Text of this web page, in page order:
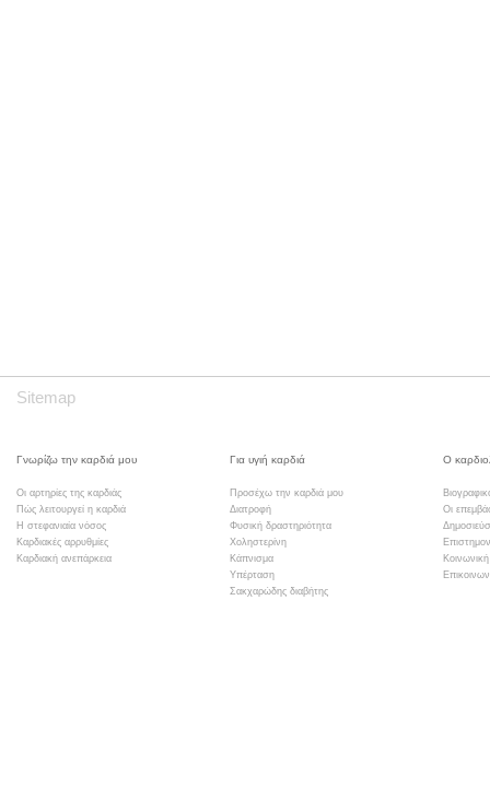
Sitemap
Γνωρίζω την καρδιά μου
Οι αρτηρίες της καρδιάς
Πώς λειτουργεί η καρδιά
Η στεφανιαία νόσος
Καρδιακές αρρυθμίες
Καρδιακή ανεπάρκεια
Για υγιή καρδιά
Προσέχω την καρδιά μου
Διατροφή
Φυσική δραστηριότητα
Χοληστερίνη
Κάπνισμα
Υπέρταση
Σακχαρώδης διαβήτης
Ο
Οι